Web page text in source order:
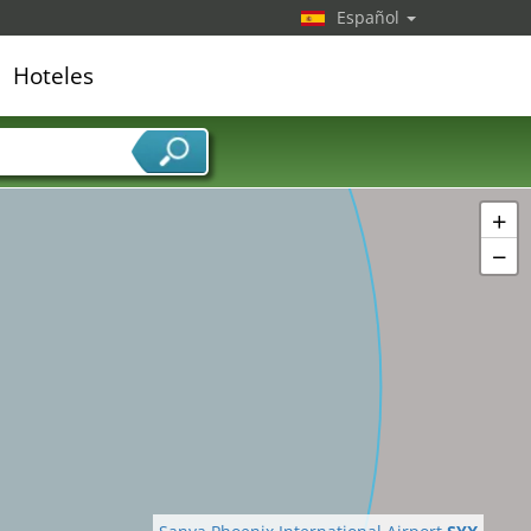
39
+
−
Español
Hoteles
de servicios